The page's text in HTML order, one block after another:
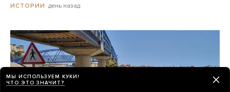
ИСТОРИИ день назад
МЫ ИСПОЛЬЗУЕМ КУКИ!
ЧТО ЭТО ЗНАЧИТ?